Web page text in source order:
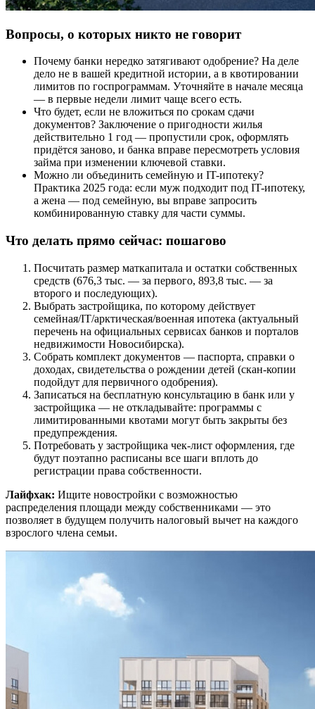
Вопросы, о которых никто не говорит
Почему банки нередко затягивают одобрение? На деле
дело не в вашей кредитной истории, а в квотировании
лимитов по госпрограммам. Уточняйте в начале месяца
— в первые недели лимит чаще всего есть.
Что будет, если не вложиться по срокам сдачи
документов? Заключение о пригодности жилья
действительно 1 год — пропустили срок, оформлять
придётся заново, и банка вправе пересмотреть условия
займа при изменении ключевой ставки.
Можно ли объединить семейную и IT-ипотеку?
Практика 2025 года: если муж подходит под IT-ипотеку,
а жена — под семейную, вы вправе запросить
комбинированную ставку для части суммы.
Что делать прямо сейчас: пошагово
Посчитать размер маткапитала и остатки собственных
средств (676,3 тыс. — за первого, 893,8 тыс. — за
второго и последующих).
Выбрать застройщика, по которому действует
семейная/IT/арктическая/военная ипотека (актуальный
перечень на официальных сервисах банков и порталов
недвижимости Новосибирска).
Собрать комплект документов — паспорта, справки о
доходах, свидетельства о рождении детей (скан-копии
подойдут для первичного одобрения).
Записаться на бесплатную консультацию в банк или у
застройщика — не откладывайте: программы с
лимитированными квотами могут быть закрыты без
предупреждения.
Потребовать у застройщика чек-лист оформления, где
будут поэтапно расписаны все шаги вплоть до
регистрации права собственности.
Лайфхак: Ищите новостройки с возможностью
распределения площади между собственниками — это
позволяет в будущем получить налоговый вычет на каждого
взрослого члена семьи.